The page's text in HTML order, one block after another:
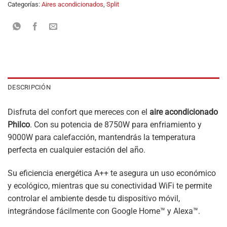
Categorías: Aires acondicionados, Split
DESCRIPCIÓN
Disfruta del confort que mereces con el aire acondicionado
Philco. Con su potencia de 8750W para enfriamiento y
9000W para calefacción, mantendrás la temperatura
perfecta en cualquier estación del año.
Su eficiencia energética A++ te asegura un uso económico
y ecológico, mientras que su conectividad WiFi te permite
controlar el ambiente desde tu dispositivo móvil,
integrándose fácilmente con Google Home™ y Alexa™.